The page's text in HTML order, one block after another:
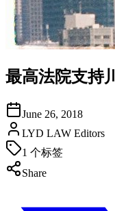
最高法院支持
June 26, 2018
LYD LAW Editors
1 个标签
Share